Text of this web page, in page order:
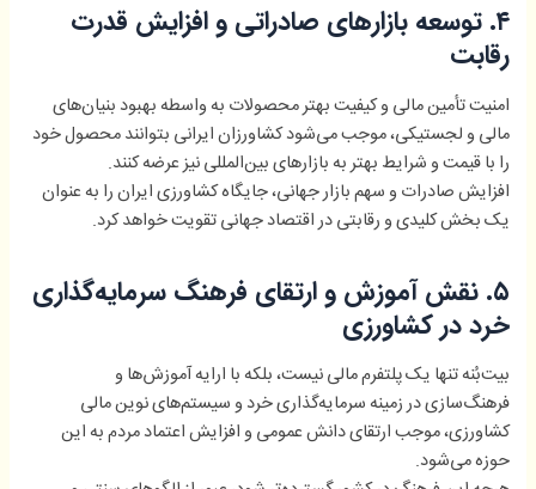
۴. توسعه بازارهای صادراتی و افزایش قدرت
رقابت
امنیت تأمین مالی و کیفیت بهتر محصولات به واسطه بهبود بنیان‌های
مالی و لجستیکی، موجب می‌شود کشاورزان ایرانی بتوانند محصول خود
را با قیمت و شرایط بهتر به بازارهای بین‌المللی نیز عرضه کنند.
افزایش صادرات و سهم بازار جهانی، جایگاه کشاورزی ایران را به عنوان
یک بخش کلیدی و رقابتی در اقتصاد جهانی تقویت خواهد کرد.
۵. نقش آموزش و ارتقای فرهنگ سرمایه‌گذاری
خرد در کشاورزی
بیت‌بُنه تنها یک پلتفرم مالی نیست، بلکه با ارایه آموزش‌ها و
فرهنگ‌سازی در زمینه سرمایه‌گذاری خرد و سیستم‌های نوین مالی
کشاورزی، موجب ارتقای دانش عمومی و افزایش اعتماد مردم به این
حوزه می‌شود.